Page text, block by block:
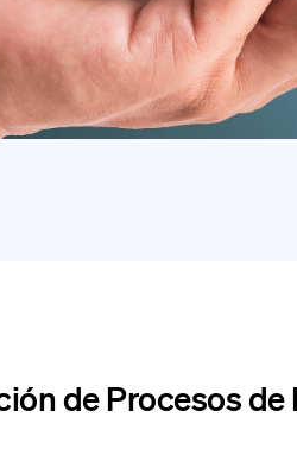
de Procesos de